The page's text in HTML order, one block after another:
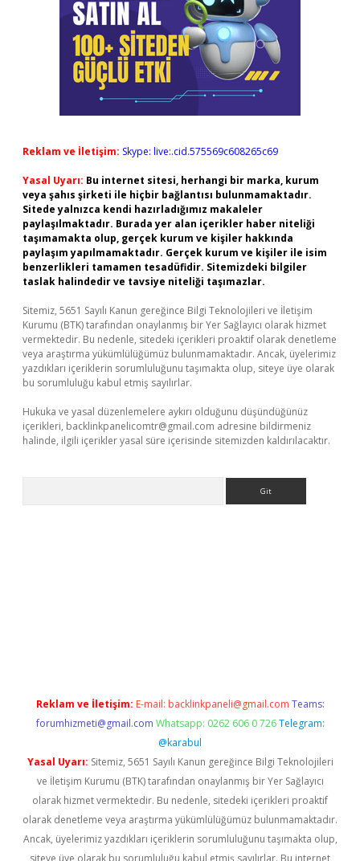
Reklam ve İletişim: Skype: live:.cid.575569c608265c69
Yasal Uyarı: Bu internet sitesi, herhangi bir marka, kurum
veya şahıs şirketi ile hiçbir bağlantısı bulunmamaktadır.
Sitede yalnızca kendi hazırladığımız makaleler
paylaşılmaktadır. Burada yer alan içerikler haber niteliği
taşımamakta olup, gerçek kurum ve kişiler hakkında
paylaşım yapılmamaktadır. Gerçek kurum ve kişiler ile isim
benzerlikleri tamamen tesadüfidir. Sitemizdeki bilgiler
taslak halindedir ve tavsiye niteliği taşımazlar.
Sitemiz, 5651 Sayılı Kanun gereğince Bilgi Teknolojileri ve İletişim
Kurumu (BTK) tarafından onaylanmış bir Yer Sağlayıcı olarak hizmet
vermektedir. Bu nedenle, sitedeki içerikleri proaktif olarak denetleme
veya araştırma yükümlülüğümüz bulunmamaktadır. Ancak, üyelerimiz
yazdıkları içeriklerin sorumluluğunu taşımakta olup, siteye üye olarak
bu sorumluluğu kabul etmiş sayılırlar.
Hukuka ve yasal düzenlemelere aykırı olduğunu düşündüğünüz
içerikleri, backlinkpanelicomtr@gmail.com adresine bildirmeniz
halinde, ilgili içerikler yasal süre içerisinde sitemizden kaldırılacaktır.
Reklam ve İletişim: E-mail: backlinkpaneli@gmail.com Teams:
forumhizmeti@gmail.com Whatsapp: 0262 606 0 726 Telegram:
@karabul
Yasal Uyarı: Sitemiz, 5651 Sayılı Kanun gereğince Bilgi Teknolojileri
ve İletişim Kurumu (BTK) tarafından onaylanmış bir Yer Sağlayıcı
olarak hizmet vermektedir. Bu nedenle, sitedeki içerikleri proaktif
olarak denetleme veya araştırma yükümlülüğümüz bulunmamaktadır.
Ancak, üyelerimiz yazdıkları içeriklerin sorumluluğunu taşımakta olup,
siteye üye olarak bu sorumluluğu kabul etmiş sayılırlar. Bu internet